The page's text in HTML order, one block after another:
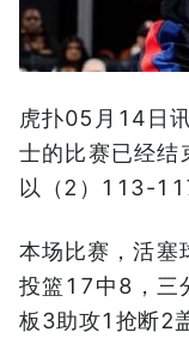
虎扑05月14日
士的比赛已经结
以（2）113-
本场比赛，活塞
投篮17中8，三
板3助攻1抢断2